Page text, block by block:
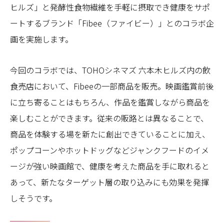
ヒルズ」と発酵性食物繊維を手軽に摂取でき健康をサポ
ートするブランド「Fibee（ファイビー）」とのコラボ企
画を実施します。
今回のコラボでは、TOHOシネマズ 六本木ヒルズ内の飲
食売店において、Fibeeの一部商品を販売。映画鑑賞前後
に立ち寄ることはもちろん、作品を鑑賞しながら商品を
楽しむことができます。従来の販路とは異なることで、
商品を体験する場を新たに創出できていることに加え、
ポップコーンやホットドッグなどジャンクフードのイメ
ージが強い映画館で、健康を考えた商品を手に取れると
あって、新たなターゲット層の取り込みにも効果を発揮
しそうです。